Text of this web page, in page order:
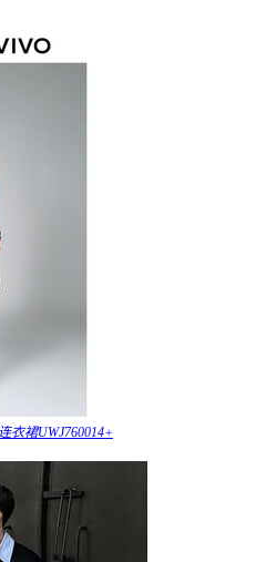
衣裙UWJ760014+